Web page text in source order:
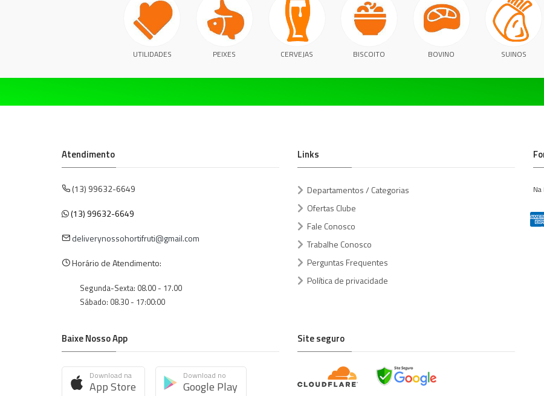
UTILIDADES PEIXES CERVEJAS BISCOITO BOVINO SUINOS
Atendimento
(13) 99632-6649
(13) 99632-6649
deliverynossohortifruti@gmail.com
Horário de Atendimento:
Segunda-Sexta: 08.00 - 17.00
Sábado: 08.30 - 17:00:00
Links
Departamentos / Categorias
Ofertas Clube
Fale Conosco
Trabalhe Conosco
Perguntas Frequentes
Política de privacidade
Baixe Nosso App
Download na
App Store
Download no
Google Play
Site seguro